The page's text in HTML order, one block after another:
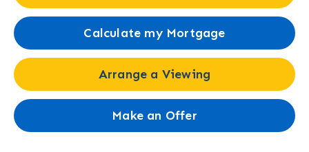
Calculate my Mortgage
Arrange a Viewing
Make an Offer